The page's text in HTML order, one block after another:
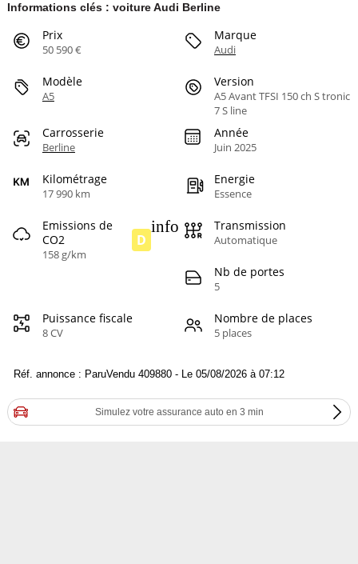
Informations clés : voiture Audi Berline
Prix
50 590 €
Marque
Audi
Modèle
A5
Version
A5 Avant TFSI 150 ch S tronic
7 S line
Carrosserie
Berline
Année
Juin 2025
Kilométrage
17 990 km
Energie
Essence
Emissions de
CO2
158 g/km
D
info Transmission
Automatique
Nb de portes
5
Puissance fiscale
8 CV
Nombre de places
5 places
Réf. annonce : ParuVendu 409880 - Le 05/08/2026 à 07:12
Simulez votre assurance auto en 3 min